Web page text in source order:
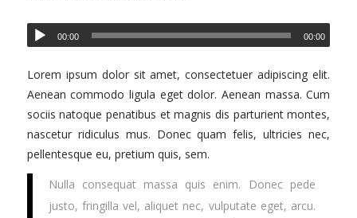
00:00 00:00
Lorem ipsum dolor sit amet, consectetuer adipiscing elit.
Aenean commodo ligula eget dolor. Aenean massa. Cum
sociis natoque penatibus et magnis dis parturient montes,
nascetur ridiculus mus. Donec quam felis, ultricies nec,
pellentesque eu, pretium quis, sem.
Nulla consequat massa quis enim. Donec pede
justo, fringilla vel, aliquet nec, vulputate eget, arcu.